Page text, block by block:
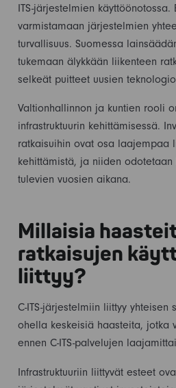
ITS-järjestelmien käyttöönotossa.
varmistamaan järjestelmien
turvallisuus. Suomessa
tukemaan älykkään liikenteen
selkeät puitteet uusien
Valtionhallinnon ja kuntien rooli
infrastruktuurin kehittämisessä.
ratkaisuihin ovat osa laajempaa
kehittämistä, ja niiden odotetaan
tulevien vuosien aikana.
Millaisia
ratkaisujen
liittyy?
C-ITS-järjestelmiin liittyy yhteisen
ohella keskeisiä haasteita, jotka
ennen C-ITS-palvelujen
Infrastruktuuriin liittyvät esteet